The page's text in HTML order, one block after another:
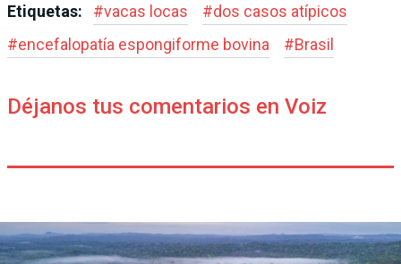
Etiquetas: #vacas locas #dos casos atípicos
#encefalopatía espongiforme bovina #Brasil
Déjanos tus comentarios en Voiz